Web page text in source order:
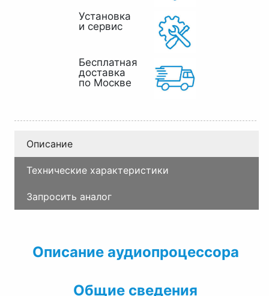
Установка
и сервис
Бесплатная
доставка
по Москве
Описание
Технические характеристики
Запросить аналог
Описание аудиопроцессора
Общие сведения